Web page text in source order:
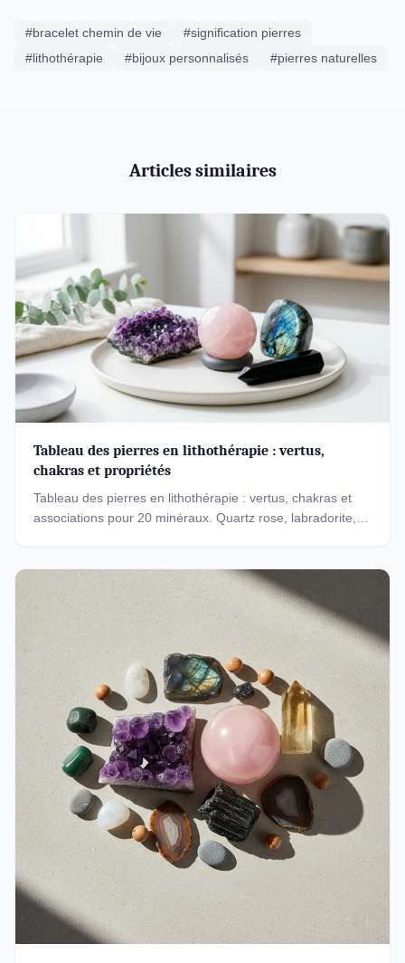
#bracelet chemin de vie
#signification pierres
#lithothérapie
#bijoux personnalisés #pierres naturelles
Articles similaires
Tableau des pierres en lithothérapie : vertus,
chakras et propriétés
Tableau des pierres en lithothérapie : vertus, chakras et
associations pour 20 minéraux. Quartz rose, labradorite,